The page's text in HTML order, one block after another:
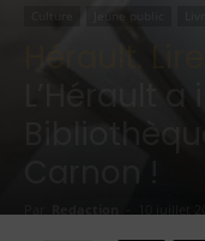
Hérault.
L’Hérault